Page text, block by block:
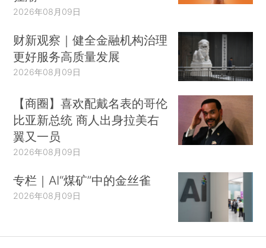
2026年08月09日
财新观察｜健全金融机构治理
更好服务高质量发展
2026年08月09日
【商圈】喜欢配戴名表的哥伦
比亚新总统 商人出身拉美右
翼又一员
2026年08月09日
专栏｜AI“煤矿”中的金丝雀
2026年08月09日